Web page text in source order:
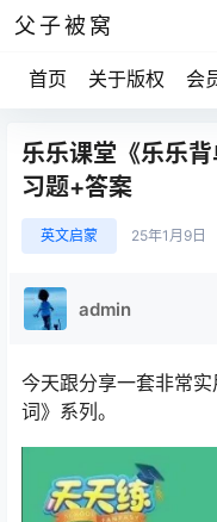
父子被窝
首页 关于版权 会
乐乐课堂《乐乐
习题+答案
英文启蒙 25年1月9日
admin
今天跟分享一套非常
词》系列。